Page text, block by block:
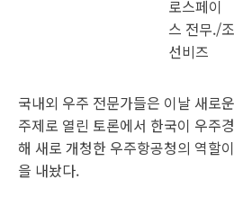
#space2024
=송복규 기자
=이병철 기자